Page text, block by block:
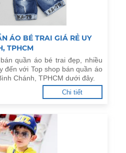
ÁO BÉ TRAI GIÁ RẺ UY
TPHCM
quần áo bé trai đẹp, nhiều
đến với Top shop bán quần áo
Chánh, TPHCM dưới đây.
Chi tiết